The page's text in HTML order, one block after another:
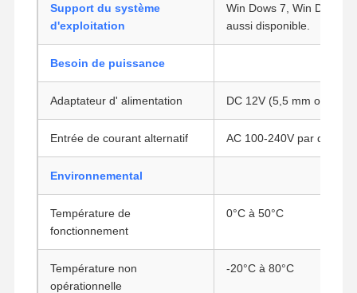
Aperçu Produits
A Propos De Visite D'usine
Contrôle De
La Qualité
Contact
Causez
Maintenant
Le pare-feu mini PC
Mini PC industriel
Mini PC POE
Support du système
d'exploitation
Win Dows 7, Win Dows
aussi disponible.
Besoin de puissance
Adaptateur d' alimentation DC 12V (5,5 mm ou 2,5
Entrée de courant alternatif AC 100-240V par défaut
Environnemental
Température de
fonctionnement
0°C à 50°C
Température non
opérationnelle
-20°C à 80°C